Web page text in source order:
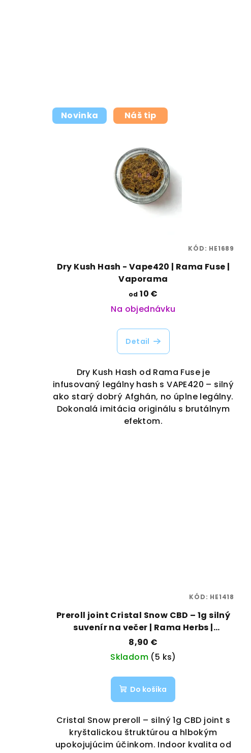
Novinka Náš tip
Dry Kush Hash - Vape420 | Rama Fuse |
Vaporama
od 10 €
Na objednávku
Detail
Dry Kush Hash od Rama Fuse je
infusovaný legálny hash s VAPE420 – silný
ako starý dobrý Afghán, no úplne legálny.
Dokonalá imitácia originálu s brutálnym
efektom.
KÓD: HE1689
Preroll joint Cristal Snow CBD – 1g silný
suvenír na večer | Rama Herbs |
Vaporama
8,90 €
Skladom (5 ks)
Do košíka
Cristal Snow preroll – silný 1g CBD joint s
kryštalickou štruktúrou a hlbokým
upokojujúcim účinkom. Indoor kvalita od
KÓD: HE1418